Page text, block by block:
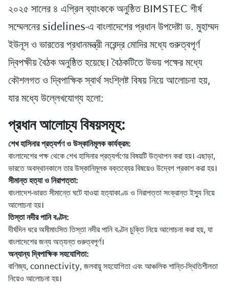
২০২৫ সালের ৪ এপ্রিল ব্যাংককে অনুষ্ঠিত BIMSTEC শীর্ষ
সম্মেলনের sidelines-এ বাংলাদেশের প্রধান উপদেষ্টা ড. মুহাম্মদ
ইউনূস ও ভারতের প্রধানমন্ত্রী নরেন্দ্র মোদির মধ্যে গুরুত্বপূর্ণ
দ্বিপক্ষীয় বৈঠক অনুষ্ঠিত হয়েছে। বৈঠকটিতে উভয় পক্ষের মধ্যে
কৌশলগত ও দ্বিপাক্ষিক স্বার্থ সংশ্লিষ্ট বিষয় নিয়ে আলোচনা হয়,
যার মধ্যে উল্লেখযোগ্য হলো:
প্রধান আলোচ্য বিষয়সমূহ:
শেখ হাসিনার প্রত্যর্পণ ও উস্কানিমূলক কার্যক্রম:
বাংলাদেশের পক্ষ থেকে শেখ হাসিনার প্রত্যর্পণের বিষয়টি উত্থাপন করা হয়। এছাড়া,
ভারতে অবস্থানকালে তার উস্কানিমূলক বক্তব্যের বিষয়েও উদ্বেগ প্রকাশ করা হয়।
সীমান্ত হত্যা ও নিরাপত্তা:
বাংলাদেশ-ভারত সীমান্তে ঘটে যাওয়া হত্যাকাণ্ড ও নিরাপত্তা সংক্রান্ত ইস্যু নিয়ে
আলোচনা হয়।
তিস্তা নদীর পানি বণ্টন:
দীর্ঘদিন ধরে অমীমাংসিত তিস্তা নদীর পানি বণ্টন চুক্তি নিয়ে আলোচনা করা হয়, যা
বাংলাদেশের জন্য অত্যন্ত গুরুত্বপূর্ণ।
অন্যান্য দ্বিপাক্ষিক সহযোগিতা:
বাণিজ্য, connectivity, জলবায়ু সহযোগিতা এবং আঞ্চলিক শান্তি-স্থিতিশীলতা
নিয়েও আলোচনা হয়।